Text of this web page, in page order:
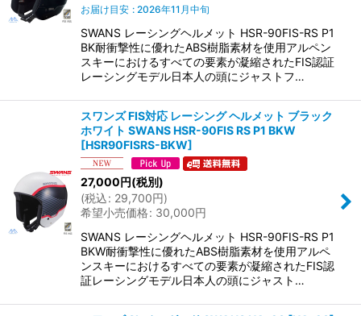
お届け目安 : 2026年11月中旬
SWANS レーシングヘルメット HSR-90FIS-RS P1
BK耐衝撃性に優れたABS樹脂素材を使用アルペン
スキーにおけるすべての要素が凝縮されたFIS認証
レーシングモデル日本人の頭にジャストフ…
スワンズ FIS対応 レーシング ヘルメット ブラック
ホワイト SWANS HSR-90FIS RS P1 BKW
[HSR90FISRS-BKW]
27,000円(税別)
(税込: 29,700円)
希望小売価格: 30,000円
SWANS レーシングヘルメット HSR-90FIS-RS P1
BKW耐衝撃性に優れたABS樹脂素材を使用アルペ
ンスキーにおけるすべての要素が凝縮されたFIS認
証レーシングモデル日本人の頭にジャスト…